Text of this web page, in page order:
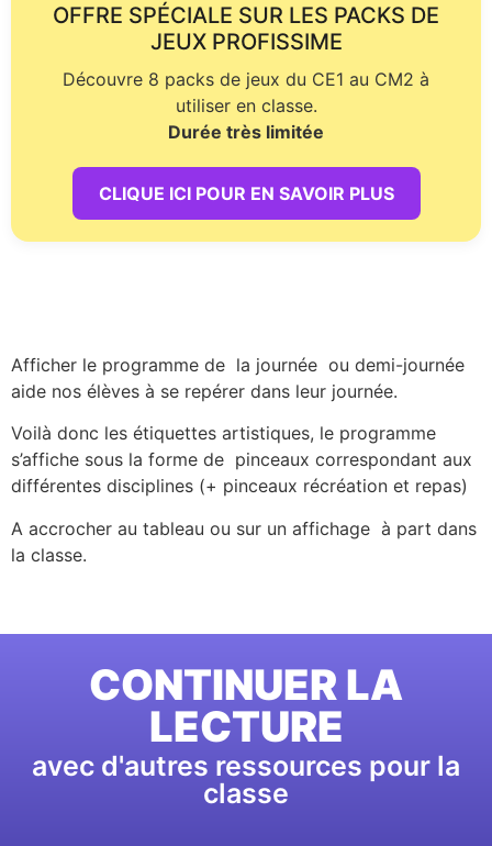
OFFRE SPÉCIALE SUR LES PACKS DE
JEUX PROFISSIME
Découvre 8 packs de jeux du CE1 au CM2 à
utiliser en classe.
Durée très limitée
CLIQUE ICI POUR EN SAVOIR PLUS
Afficher le programme de la journée ou demi-journée
aide nos élèves à se repérer dans leur journée.
Voilà donc les étiquettes artistiques, le programme
s’affiche sous la forme de pinceaux correspondant aux
différentes disciplines (+ pinceaux récréation et repas)
A accrocher au tableau ou sur un affichage à part dans
la classe.
CONTINUER LA
LECTURE
avec d'autres ressources pour la
classe